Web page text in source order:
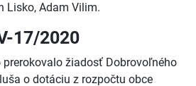
Lisko, Adam Vilim.
17/2020
žiadosť Dobrovoľného
o dotáciu z rozpočtu obce